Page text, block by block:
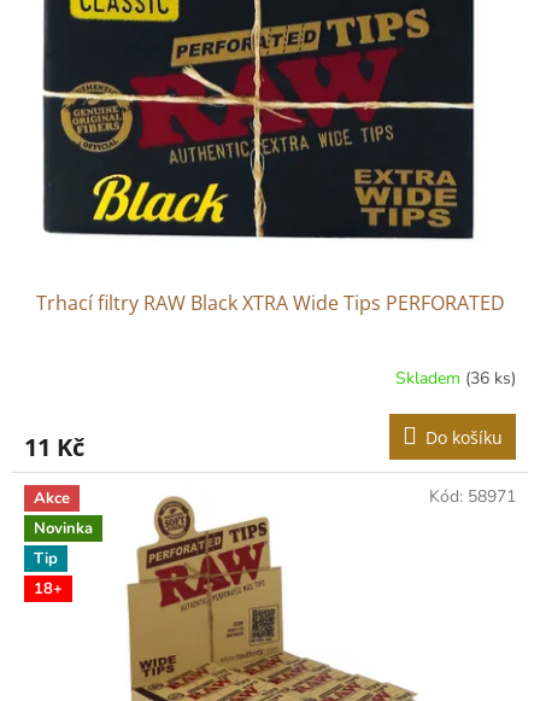
Trhací filtry RAW Black XTRA Wide Tips PERFORATED
Skladem (36 ks)
11 Kč Do košíku
Akce
Novinka
Tip
18+
Kód: 58971